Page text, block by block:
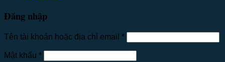
Đăng nhập
Tên tài khoản hoặc địa chỉ email *
Mật khẩu *